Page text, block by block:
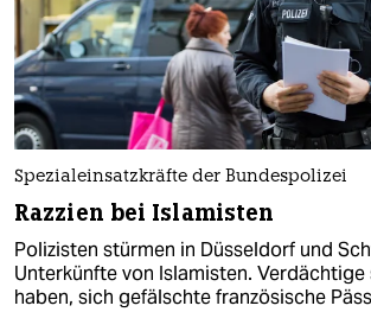
Spezialeinsatzkräfte der Bundespolizei
Razzien bei Islamisten
Polizisten stürmen in Düsseldorf und
Unterkünfte von Islamisten.
haben, sich gefälschte französische